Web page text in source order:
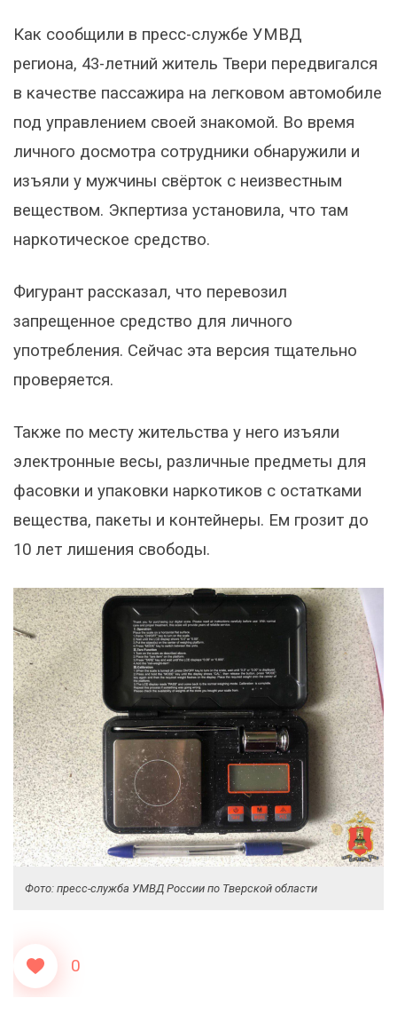
Как сообщили в пресс-службе УМВД
региона, 43-летний житель Твери передвигался
в качестве пассажира на легковом автомобиле
под управлением своей знакомой. Во время
личного досмотра сотрудники обнаружили и
изъяли у мужчины свёрток с неизвестным
веществом. Экпертиза установила, что там
наркотическое средство.
Фигурант рассказал, что перевозил
запрещенное средство для личного
употребления. Сейчас эта версия тщательно
проверяется.
Также по месту жительства у него изъяли
электронные весы, различные предметы для
фасовки и упаковки наркотиков с остатками
вещества, пакеты и контейнеры. Ем грозит до
10 лет лишения свободы.
Фото: пресс-служба УМВД России по Тверской области
0